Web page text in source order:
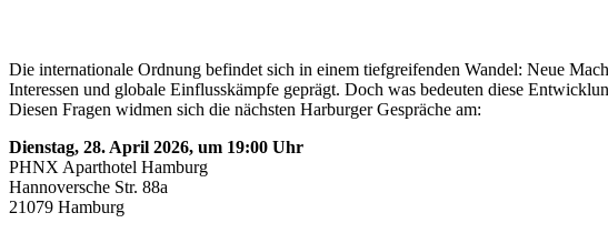
Die internationale Ordnung befindet sich in einem tiefgreifenden Wandel: Neue
Interessen und globale Einflusskämpfe geprägt. Doch was bedeuten diese
Diesen Fragen widmen sich die nächsten Harburger Gespräche am:
Dienstag, 28. April 2026, um 19:00 Uhr
PHNX Aparthotel Hamburg
Hannoversche Str. 88a
21079 Hamburg